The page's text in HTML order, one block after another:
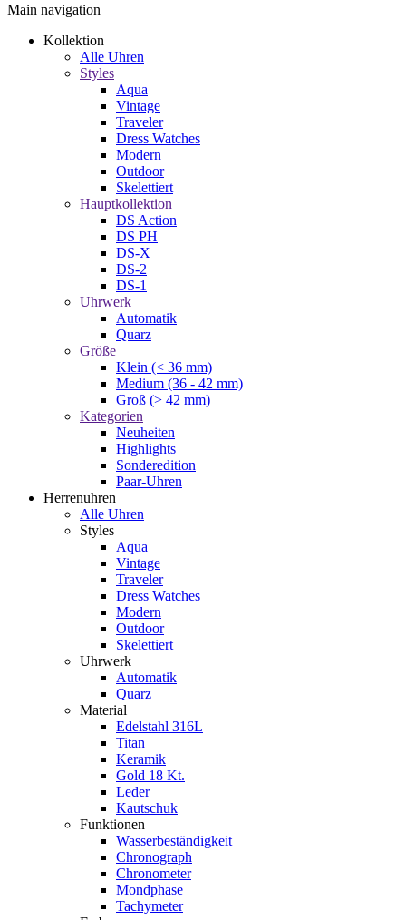
Main navigation
Kollektion
Alle Uhren
Styles
Aqua
Vintage
Traveler
Dress Watches
Modern
Outdoor
Skelettiert
Hauptkollektion
DS Action
DS PH
DS-X
DS-2
DS-1
Uhrwerk
Automatik
Quarz
Größe
Klein (< 36 mm)
Medium (36 - 42 mm)
Groß (> 42 mm)
Kategorien
Neuheiten
Highlights
Sonderedition
Paar-Uhren
Herrenuhren
Alle Uhren
Styles
Aqua
Vintage
Traveler
Dress Watches
Modern
Outdoor
Skelettiert
Uhrwerk
Automatik
Quarz
Material
Edelstahl 316L
Titan
Keramik
Gold 18 Kt.
Leder
Kautschuk
Funktionen
Wasserbeständigkeit
Chronograph
Chronometer
Mondphase
Tachymeter